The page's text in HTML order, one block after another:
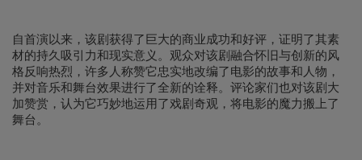
自首演以来，该剧获得了巨大的商业成功和好评，证明了其素
材的持久吸引力和现实意义。观众对该剧融合怀旧与创新的风
格反响热烈，许多人称赞它忠实地改编了电影的故事和人物，
并对音乐和舞台效果进行了全新的诠释。评论家们也对该剧大
加赞赏，认为它巧妙地运用了戏剧奇观，将电影的魔力搬上了
舞台。